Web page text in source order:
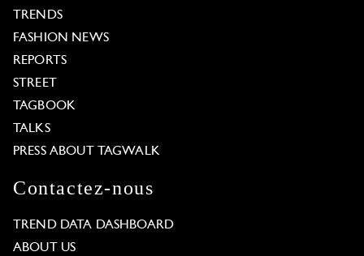
TRENDS
FASHION NEWS
REPORTS
STREET
TAGBOOK
TALKS
PRESS ABOUT TAGWALK
Contactez-nous
TREND DATA DASHBOARD
ABOUT US